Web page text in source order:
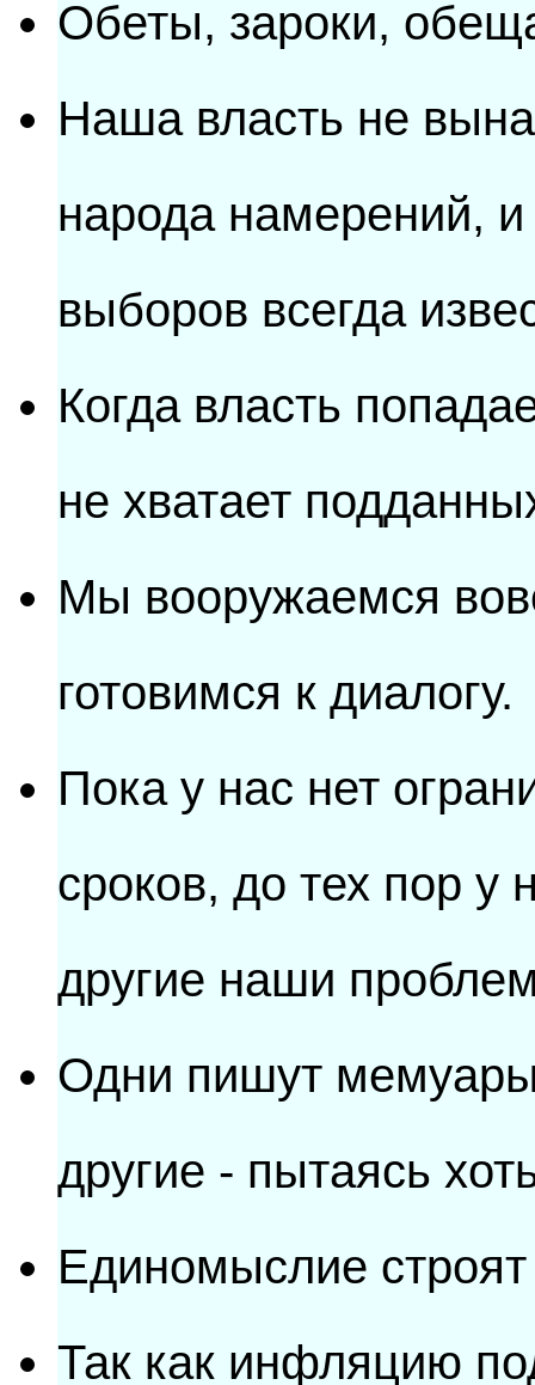
Обеты, зароки,
Наша власть не
народа намерений, и
выборов всегда
Когда власть
не хватает
Мы вооружаемся
готовимся к диалогу.
Пока у нас нет
сроков, до тех пор у
другие наши
Одни пишут
другие - пытаясь
Единомыслие
Так как инфляцию